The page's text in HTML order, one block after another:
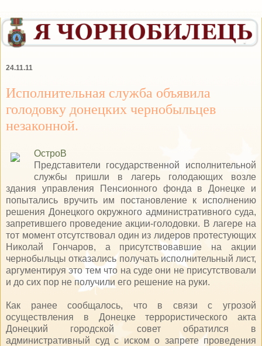
24.11.11
Исполнительная служба объявила
голодовку донецких чернобыльцев
незаконной.
ОстроВ
Представители государственной исполнительной
службы пришли в лагерь голодающих возле
здания управления Пенсионного фонда в Донецке и
попытались вручить им постановление к исполнению
решения Донецкого окружного административного суда,
запретившего проведение акции-голодовки. В лагере на
тот момент отсутствовал один из лидеров протестующих
Николай Гончаров, а присутствовавшие на акции
чернобыльцы отказались получать исполнительный лист,
аргументируя это тем что на суде они не присутствовали
и до сих пор не получили его решение на руки.
Как ранее сообщалось, что в связи с угрозой
осуществления в Донецке террористического акта
Донецкий городской совет обратился в
административный суд с иском о запрете проведения